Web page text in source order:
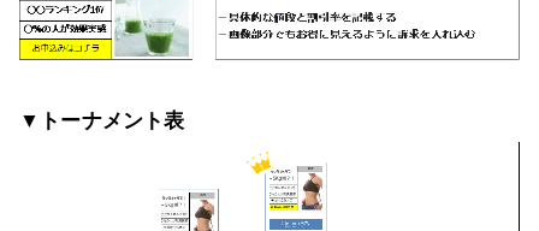
▼トーナメント表